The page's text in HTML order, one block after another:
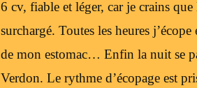
6 cv, fiable et léger, car je crains
surchargé. Toutes les heures
de mon estomac… Enfin la nuit se
Verdon. Le rythme d’écopage est